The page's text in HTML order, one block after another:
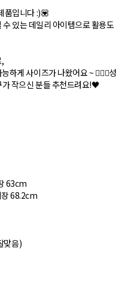
품입니다 :)💟
있는 데일리 아이템으로 활용도
,
하게 사이즈가 나왔어요 ~ 💁🏻‍♀️성
작으신 분들 추천드려요!🖤
63cm
68.2cm
맞음)